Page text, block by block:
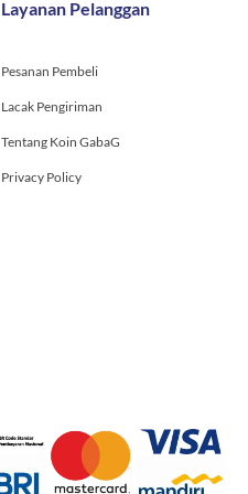
Layanan Pelanggan
Pesanan Pembeli
Lacak Pengiriman
Tentang Koin GabaG
Privacy Policy